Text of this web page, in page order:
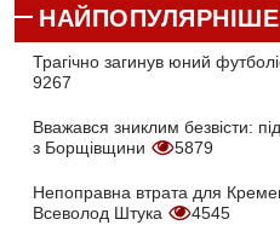
НАЙПОПУЛЯРНІШЕ
Трагічно загинув юний
9267
Вважався зниклим безвісти:
з Борщівщини
5879
Непоправна втрата для
Всеволод Штука
4545